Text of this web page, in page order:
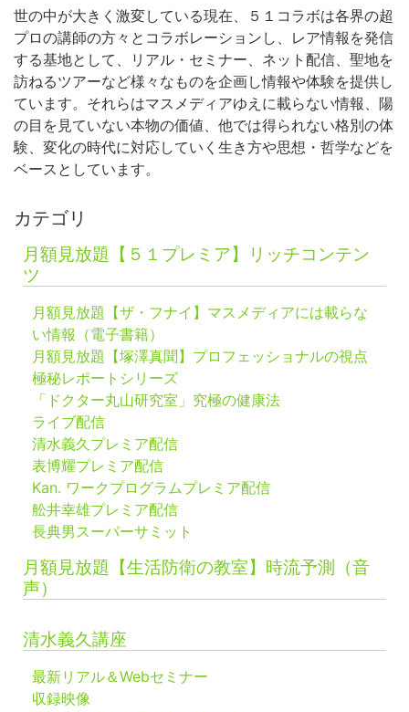
世の中が大きく激変している現在、５１コラボは各界の超
プロの講師の方々とコラボレーションし、レア情報を発信
する基地として、リアル・セミナー、ネット配信、聖地を
訪ねるツアーなど様々なものを企画し情報や体験を提供し
ています。それらはマスメディアゆえに載らない情報、陽
の目を見ていない本物の価値、他では得られない格別の体
験、変化の時代に対応していく生き方や思想・哲学などを
ベースとしています。
カテゴリ
月額見放題【５１プレミア】リッチコンテン
ツ
月額見放題【ザ・フナイ】マスメディアには載らな
い情報（電子書籍）
月額見放題【塚澤真聞】プロフェッショナルの視点
極秘レポートシリーズ
「ドクター丸山研究室」究極の健康法
ライブ配信
清水義久プレミア配信
表博耀プレミア配信
Kan. ワークプログラムプレミア配信
舩井幸雄プレミア配信
長典男スーパーサミット
月額見放題【生活防衛の教室】時流予測（音
声）
清水義久講座
最新リアル＆Webセミナー
収録映像